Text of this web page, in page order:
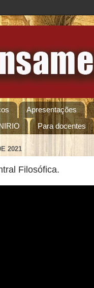
Apresentações
Para docentes
2021
Filosófica.